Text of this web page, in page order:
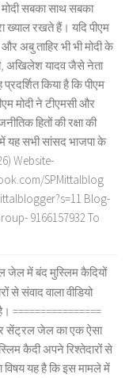
सबका साथ सबका
ख्याल रखते हैं। यदि पीएम
अबु ताहिर भी भी मोदी के
अखिलेश यादव जैसे नेता
किया है कि पीएम
मोदी ने टीएमसी और
हितों की रक्षा की
में यह सभी सांसद भाजपा के
Website-
SPMittalblog
Blog-
9166157932 To
जेल में बंद मुस्लिम कैदियों
से संवाद वाला वीडियो
================
सेंट्रल जेल का एक ऐसा
कैदी अपने रिश्तेदारों से
विषय यह है कि इस मामले में